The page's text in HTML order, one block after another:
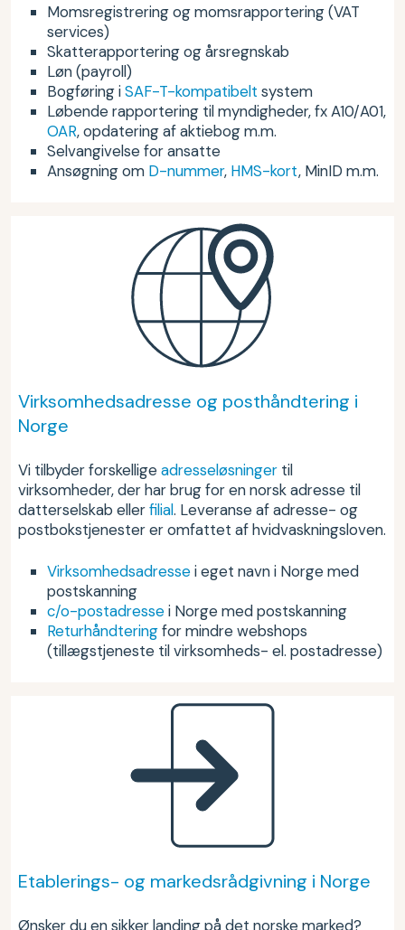
Momsregistrering og momsrapportering (VAT
services)
Skatterapportering og årsregnskab
Løn (payroll)
Bogføring iSAF-T-kompatibelt system
Løbende rapportering til myndigheder, fx A10/A01,
OAR, opdatering af aktiebog m.m.
Selvangivelse for ansatte
Ansøgning om D-nummer, HMS-kort, MinID m.m.
Virksomhedsadresse og posthåndtering i
Norge
Vi tilbyder forskelligeadresseløsninger til
virksomheder, der har brug for en norsk adresse til
datterselskab ellerfilial. Leveranse af adresse- og
postbokstjenester er omfattet af hvidvaskningsloven.
Virksomhedsadressei eget navn i Norge med
postskanning
c/o-postadressei Norge med postskanning
Returhåndteringfor mindre webshops
(tillægstjeneste til virksomheds- el. postadresse)
Etablerings- og markedsrådgivning i Norge
Ønsker du en sikker landing på det norske marked?